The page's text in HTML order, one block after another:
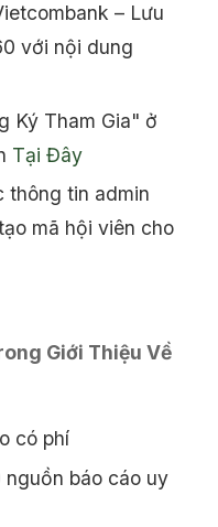
– Lưu
với nội dung
Ký Tham Gia" ở
Tại Đây
thông tin admin
mã hội viên cho
Giới Thiệu Về
có phí
nguồn báo cáo uy